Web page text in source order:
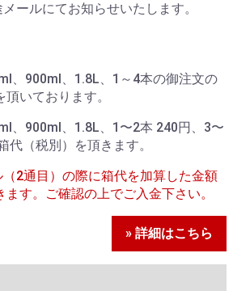
ールにてお知らせいたします。
、900ml、1.8L、1～4本の御注文の
いております。
、900ml、1.8L、1〜2本 240円、3〜
代（税別）を頂きます。
2通目）の際に箱代を加算した金額
す。ご確認の上でご入金下さい。
» 詳細はこちら